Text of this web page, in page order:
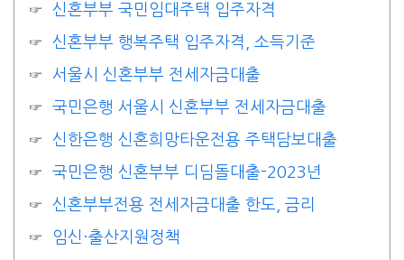
신혼부부 국민임대주택 입주자격
신혼부부 행복주택 입주자격, 소득기준
서울시 신혼부부 전세자금대출
국민은행 서울시 신혼부부 전세자금대출
신한은행 신혼희망타운전용 주택담보대출
국민은행 신혼부부 디딤돌대출-2023년
신혼부부전용 전세자금대출 한도, 금리
임신·출산지원정책